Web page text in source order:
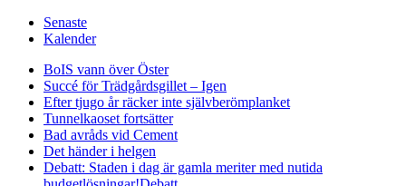
Senaste
Kalender
BoIS vann över Öster
Succé för Trädgårdsgillet – Igen
Efter tjugo år räcker inte självberömplanket
Tunnelkaoset fortsätter
Bad avråds vid Cement
Det händer i helgen
Debatt: Staden i dag är gamla meriter med nutida